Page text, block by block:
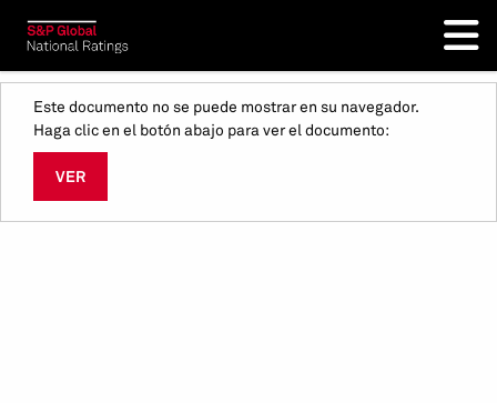
Este documento no se puede mostrar en su navegador.
Haga clic en el botón abajo para ver el documento:
VER